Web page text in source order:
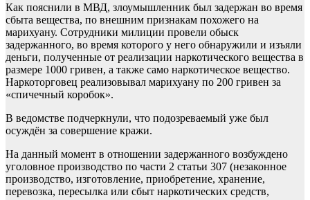
Как пояснили в МВД, злоумышленник был задержан во время
сбыта вещества, по внешним признакам похожего на
марихуану. Сотрудники милиции провели обыск
задержанного, во время которого у него обнаружили и изъяли
деньги, полученные от реализации наркотического вещества в
размере 1000 гривен, а также само наркотическое вещество.
Наркоторговец реализовывал марихуану по 200 гривен за
«спичечный коробок».
В ведомстве подчеркнули, что подозреваемый уже был
осуждён за совершение кражи.
На данный момент в отношении задержанного возбуждено
уголовное производство по части 2 статьи 307 (незаконное
производство, изготовление, приобретение, хранение,
перевозка, пересылка или сбыт наркотических средств,